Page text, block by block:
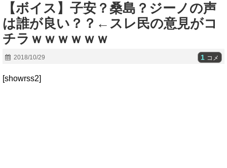
【ボイス】子安？桑島？ジーノの声
は誰が良い？？←スレ民の意見がコ
チラｗｗｗｗｗｗ
2018/10/29 1 コメ
[showrss2]